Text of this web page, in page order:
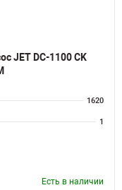
JET DC-1100 CK
1620
1
Есть в наличии